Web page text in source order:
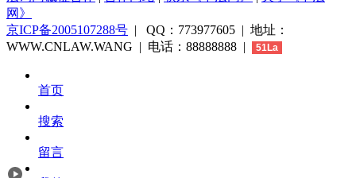
网》
京ICP备2005107288号 | QQ：773977605 | 地址：
WWW.CNLAW.WANG | 电话：88888888 |
51La
首页
搜索
留言